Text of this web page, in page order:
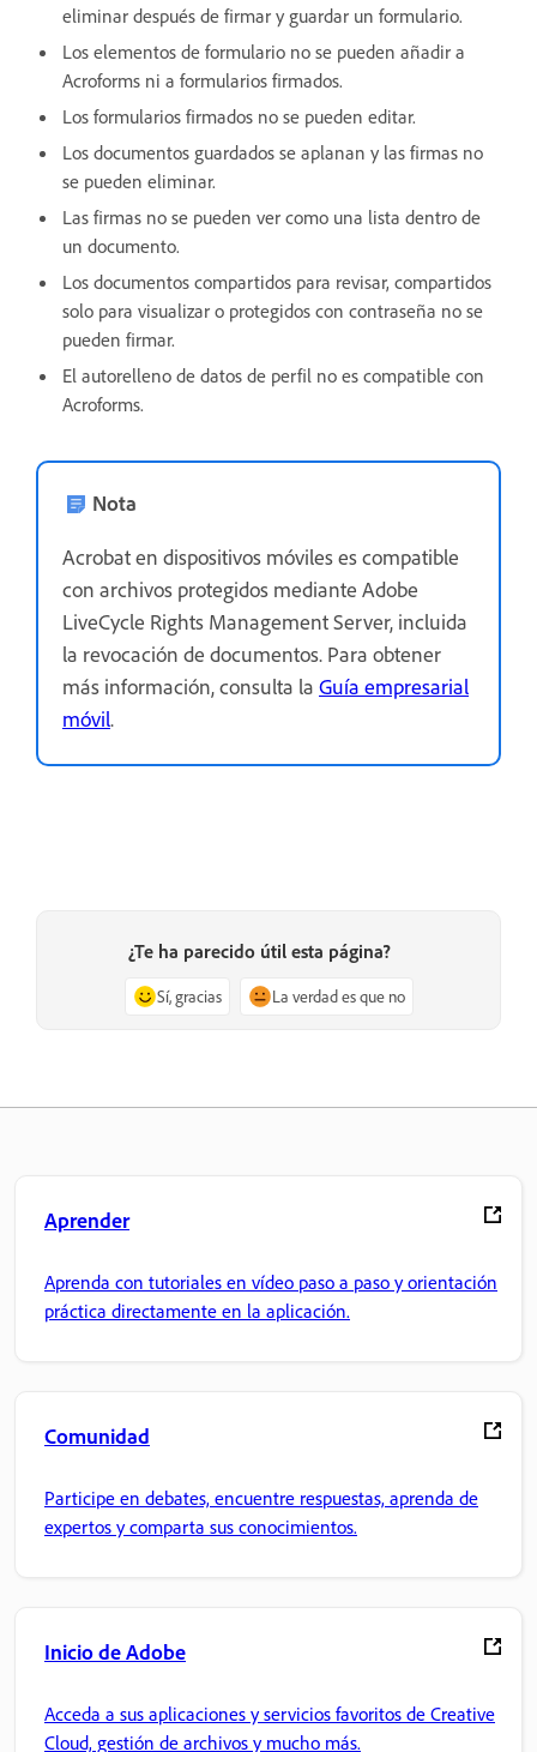
eliminar después de firmar y guardar un formulario.
Los elementos de formulario no se pueden añadir a
Acroforms ni a formularios firmados.
Los formularios firmados no se pueden editar.
Los documentos guardados se aplanan y las firmas no
se pueden eliminar.
Las firmas no se pueden ver como una lista dentro de
un documento.
Los documentos compartidos para revisar, compartidos
solo para visualizar o protegidos con contraseña no se
pueden firmar.
El autorelleno de datos de perfil no es compatible con
Acroforms.
Nota
Acrobat en dispositivos móviles es compatible
con archivos protegidos mediante Adobe
LiveCycle Rights Management Server, incluida
la revocación de documentos. Para obtener
más información, consulta la Guía empresarial
móvil.
¿Te ha parecido útil esta página?
Sí, gracias La verdad es que no
Aprender
Aprenda con tutoriales en vídeo paso a paso y orientación
práctica directamente en la aplicación.
Comunidad
Participe en debates, encuentre respuestas, aprenda de
expertos y comparta sus conocimientos.
Inicio de Adobe
Acceda a sus aplicaciones y servicios favoritos de Creative
Cloud, gestión de archivos y mucho más.